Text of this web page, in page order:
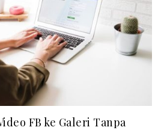
FB ke Galeri Tanpa